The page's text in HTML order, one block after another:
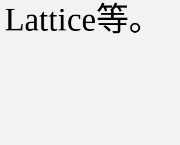
Lattice等。